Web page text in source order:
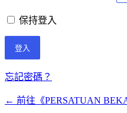
保持登入
忘記密碼？
← 前往《PERSATUAN